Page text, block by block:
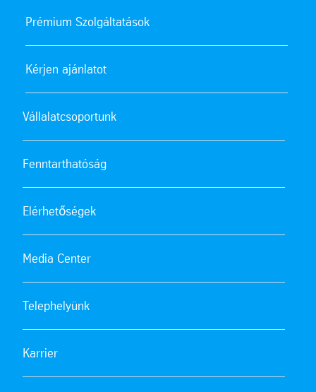
Prémium Szolgáltatások
Kérjen ajánlatot
Vállalatcsoportunk
Fenntarthatóság
Elérhetőségek
Media Center
Telephelyünk
Karrier